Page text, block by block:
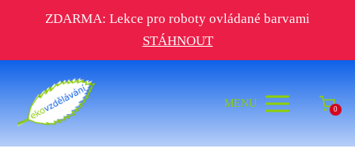
ZDARMA: Lekce pro roboty ovládané barvami
STÁHNOUT
MENU 0